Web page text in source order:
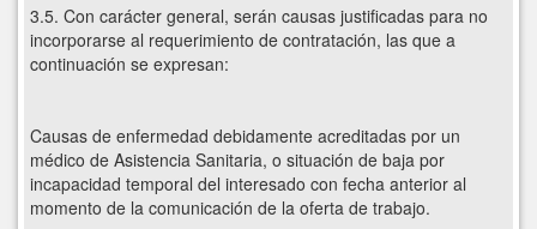
3.5. Con carácter general, serán causas justificadas para no
incorporarse al requerimiento de contratación, las que a
continuación se expresan:
Causas de enfermedad debidamente acreditadas por un
médico de Asistencia Sanitaria, o situación de baja por
incapacidad temporal del interesado con fecha anterior al
momento de la comunicación de la oferta de trabajo.